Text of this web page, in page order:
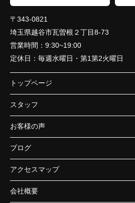
〒343-0821
埼玉県越谷市瓦曽根２丁目8-73
営業時間： 9:30~19:00
定休日： 毎週水曜日・第1第2火曜日
トップページ
スタッフ
お客様の声
ブログ
アクセスマップ
会社概要